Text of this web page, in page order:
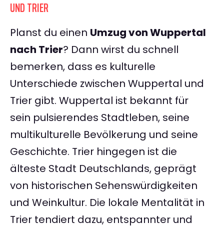
UND TRIER
Planst du einen Umzug von Wuppertal
nach Trier? Dann wirst du schnell
bemerken, dass es kulturelle
Unterschiede zwischen Wuppertal und
Trier gibt. Wuppertal ist bekannt für
sein pulsierendes Stadtleben, seine
multikulturelle Bevölkerung und seine
Geschichte. Trier hingegen ist die
älteste Stadt Deutschlands, geprägt
von historischen Sehenswürdigkeiten
und Weinkultur. Die lokale Mentalität in
Trier tendiert dazu, entspannter und